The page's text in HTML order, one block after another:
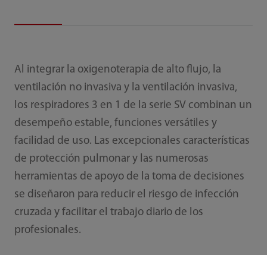
Al integrar la oxigenoterapia de alto flujo, la
ventilación no invasiva y la ventilación invasiva,
los respiradores 3 en 1 de la serie SV combinan un
desempeño estable, funciones versátiles y
facilidad de uso. Las excepcionales características
de protección pulmonar y las numerosas
herramientas de apoyo de la toma de decisiones
se diseñaron para reducir el riesgo de infección
cruzada y facilitar el trabajo diario de los
profesionales.